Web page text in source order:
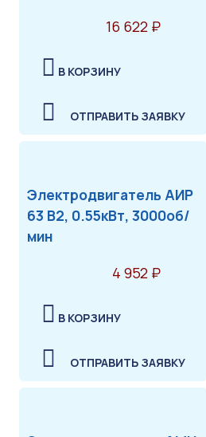
16 622 ₽
В КОРЗИНУ
ОТПРАВИТЬ ЗАЯВКУ
Электродвигатель АИР
63 В2, 0.55кВт, 3000об/
мин
4 952 ₽
В КОРЗИНУ
ОТПРАВИТЬ ЗАЯВКУ